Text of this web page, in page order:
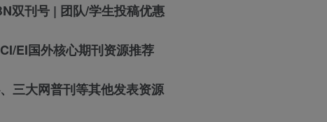
双刊号 | 团队/学生投稿优惠
EI国外核心期刊资源推荐
三大网普刊等其他发表资源